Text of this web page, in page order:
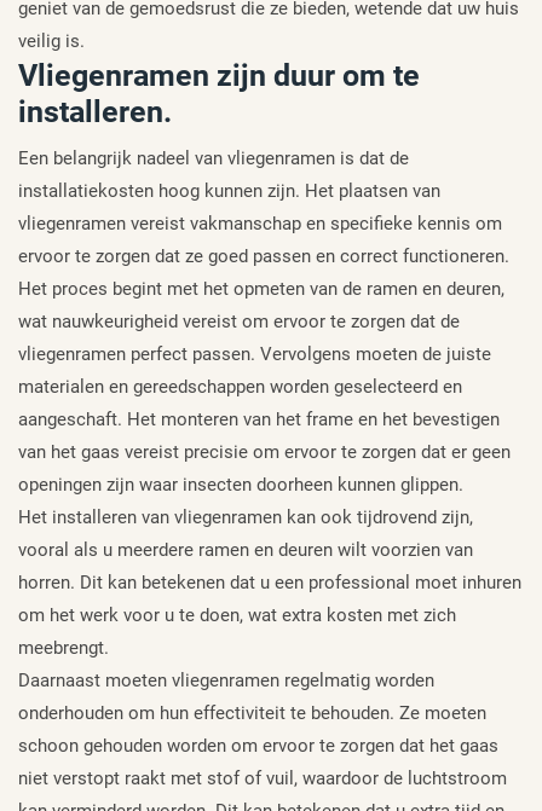
geniet van de gemoedsrust die ze bieden, wetende dat uw huis
veilig is.
Vliegenramen zijn duur om te
installeren.
Een belangrijk nadeel van vliegenramen is dat de
installatiekosten hoog kunnen zijn. Het plaatsen van
vliegenramen vereist vakmanschap en specifieke kennis om
ervoor te zorgen dat ze goed passen en correct functioneren.
Het proces begint met het opmeten van de ramen en deuren,
wat nauwkeurigheid vereist om ervoor te zorgen dat de
vliegenramen perfect passen. Vervolgens moeten de juiste
materialen en gereedschappen worden geselecteerd en
aangeschaft. Het monteren van het frame en het bevestigen
van het gaas vereist precisie om ervoor te zorgen dat er geen
openingen zijn waar insecten doorheen kunnen glippen.
Het installeren van vliegenramen kan ook tijdrovend zijn,
vooral als u meerdere ramen en deuren wilt voorzien van
horren. Dit kan betekenen dat u een professional moet inhuren
om het werk voor u te doen, wat extra kosten met zich
meebrengt.
Daarnaast moeten vliegenramen regelmatig worden
onderhouden om hun effectiviteit te behouden. Ze moeten
schoon gehouden worden om ervoor te zorgen dat het gaas
niet verstopt raakt met stof of vuil, waardoor de luchtstroom